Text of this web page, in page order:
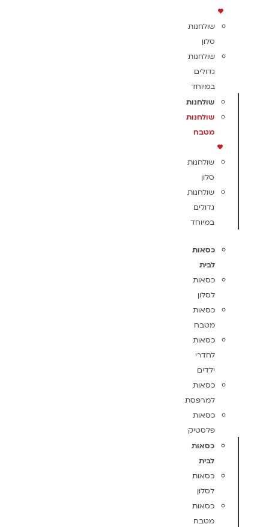
שולחנות
סלון
שולחנות
גדולים
במיוחד
שולחנות
שולחנות
מטבח
שולחנות
סלון
שולחנות
גדולים
במיוחד
כסאות
לבית
כסאות
לסלון
כסאות
מטבח
כסאות
לחדרי
ילדים
כסאות
למרפסת
כסאות
פלסטיק
כסאות
לבית
כסאות
לסלון
כסאות
מטבח